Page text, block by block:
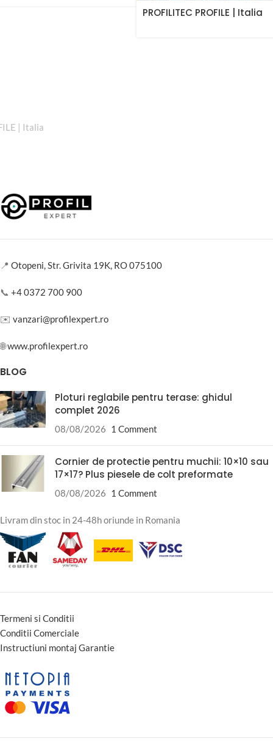
PROFILITEC PROFILE | Italia
📍 Otopeni, Str. Grivita 19K, RO 075100
📞 +4 0372 700 900
✉️ vanzari@profilexpert.ro
🌐www.profilexpert.ro
BLOG
Ploturi reglabile pentru terase: ghidul
complet 2026
08/08/2026 1 Comment
Cornier de protectie pentru muchii: 10×10 sau
17×17? Plus piesele de colt preformate
08/08/2026 1 Comment
Livram din stoc in 24-48h oriunde in Romania
Termeni si Conditii
Conditii Comerciale
Instructiuni montaj Garantie